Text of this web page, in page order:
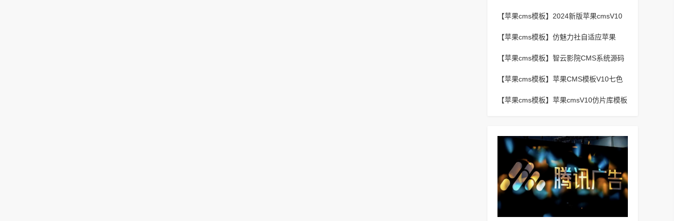
【苹果cms模板】 2024新版苹果cmsV10
【苹果cms模板】 仿魅力社自适应苹果
【苹果cms模板】 智云影院CMS系统源码
【苹果cms模板】 苹果CMS模板V10七色
【苹果cms模板】 苹果cmsV10仿片库模板